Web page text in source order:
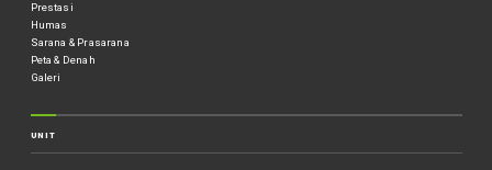
Prestasi
Humas
Sarana & Prasarana
Peta & Denah
Galeri
UNIT